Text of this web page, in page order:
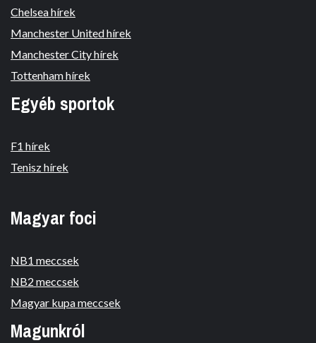
Chelsea hírek
Manchester United hírek
Manchester City hírek
Tottenham hírek
Egyéb sportok
F1 hírek
Tenisz hírek
Magyar foci
NB1 meccsek
NB2 meccsek
Magyar kupa meccsek
Magunkról